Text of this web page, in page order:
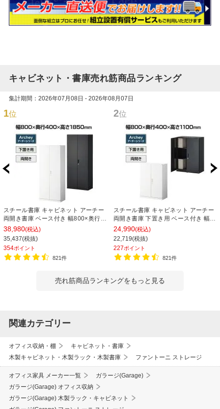
キャビネット・書庫売れ筋商品ランキング
集計期間：2026年07月08日 - 2026年08月07日
1位
スチール書庫 キャビネット アーチー
両開き書庫 ベース付き 幅800×奥行
400×高さ1850mm
38,980(税込)
35,437(税抜)
354ポイント
821件
2位
スチール書庫 キャビネット アーチー
両開き書庫 下置き用 ベース付き 幅
800×奥行400×高さ1100mm
24,990(税込)
22,719(税抜)
227ポイント
821件
売れ筋商品ランキングをもっと見る
関連カテゴリー
オフィス収納・棚
キャビネット・書庫
木製キャビネット・木製ラック・木製書庫
ファントーニ ストレージ
オフィス家具 メーカー一覧
ガラージ(Garage)
ガラージ(Garage) オフィス収納
ガラージ(Garage) 木製ラック・キャビネット